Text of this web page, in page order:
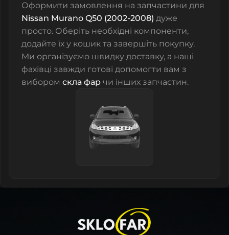
Оформити замовлення на запчастини для
Nissan Murano Q50 (2002-2008) дуже
просто. Оберіть необхідні компоненти,
додайте їх у кошик та завершіть покупку.
Ми організуємо швидку доставку, а наші
фахівці завжди готові допомогти вам з
вибором скла фар чи інших запчастин.